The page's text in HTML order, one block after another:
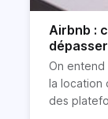
Airbnb :
jours ?
On entend
la location
des